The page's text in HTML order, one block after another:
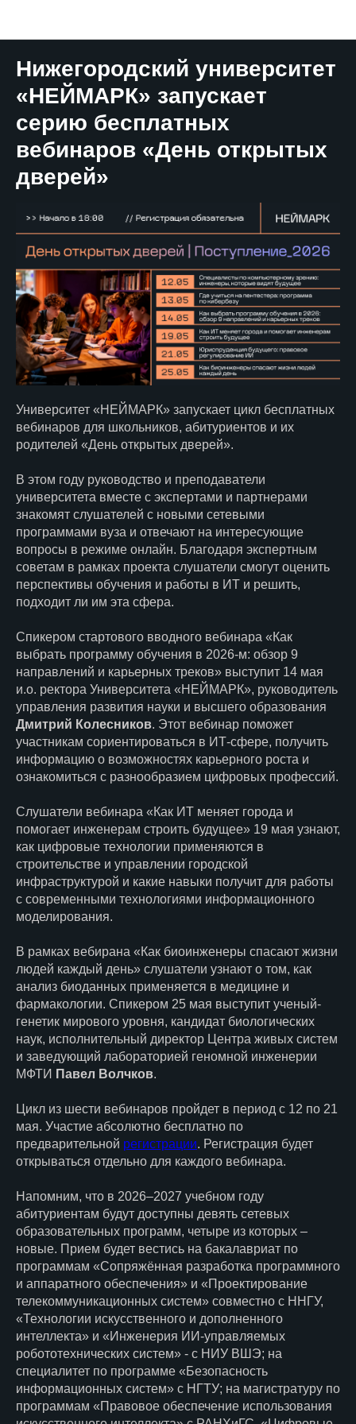
Нижегородский университет
«НЕЙМАРК» запускает
серию бесплатных
вебинаров «День открытых
дверей»
Университет «НЕЙМАРК» запускает цикл бесплатных
вебинаров для школьников, абитуриентов и их
родителей «День открытых дверей».
В этом году руководство и преподаватели
университета вместе с экспертами и партнерами
знакомят слушателей с новыми сетевыми
программами вуза и отвечают на интересующие
вопросы в режиме онлайн. Благодаря экспертным
советам в рамках проекта слушатели смогут оценить
перспективы обучения и работы в ИТ и решить,
подходит ли им эта сфера.
Спикером стартового вводного вебинара «Как
выбрать программу обучения в 2026-м: обзор 9
направлений и карьерных треков» выступит 14 мая
и.о. ректора Университета «НЕЙМАРК», руководитель
управления развития науки и высшего образования
Дмитрий Колесников. Этот вебинар поможет
участникам сориентироваться в ИТ‑сфере, получить
информацию о возможностях карьерного роста и
ознакомиться с разнообразием цифровых профессий.
Слушатели вебинара «Как ИТ меняет города и
помогает инженерам строить будущее» 19 мая узнают,
как цифровые технологии применяются в
строительстве и управлении городской
инфраструктурой и какие навыки получит для работы
с современными технологиями информационного
моделирования.
В рамках вебирана «Как биоинженеры спасают жизни
людей каждый день» слушатели узнают о том, как
анализ биоданных применяется в медицине и
фармакологии. Спикером 25 мая выступит ученый-
генетик мирового уровня, кандидат биологических
наук, исполнительный директор Центра живых систем
и заведующий лабораторией геномной инженерии
МФТИ Павел Волчков.
Цикл из шести вебинаров пройдет в период с 12 по 21
мая. Участие абсолютно бесплатно по
предварительной регистрации. Регистрация будет
открываться отдельно для каждого вебинара.
Напомним, что в 2026–2027 учебном году
абитуриентам будут доступны девять сетевых
образовательных программ, четыре из которых –
новые. Прием будет вестись на бакалавриат по
программам «Сопряжённая разработка программного
и аппаратного обеспечения» и «Проектирование
телекоммуникационных систем» совместно с ННГУ,
«Технологии искусственного и дополненного
интеллекта» и «Инженерия ИИ-управляемых
робототехнических систем» - с НИУ ВШЭ; на
специалитет по программе «Безопасность
информационных систем» с НГТУ; на магистратуру по
программам «Правовое обеспечение использования